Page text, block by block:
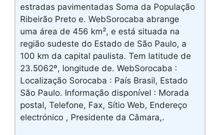
estradas pavimentadas Soma da População
Ribeirão Preto e. WebSorocaba abrange
uma área de 456 km², e está situada na
região sudeste do Estado de São Paulo, a
100 km da capital paulista. Tem latitude de
23.5062º, longitude de. WebSorocaba :
Localização Sorocaba : País Brasil, Estado
São Paulo. Informação disponível : Morada
postal, Telefone, Fax, Sítio Web, Endereço
electrónico , Presidente da Câmara,.